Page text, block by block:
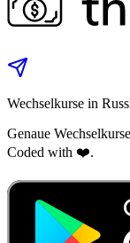
Wechselkurse in
Genaue
Coded with ❤️.